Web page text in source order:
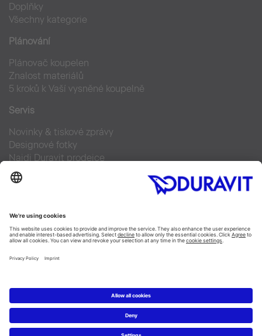
Doplňky
Všechny kategorie
Plánování
Plánovač koupelen
Znalost materiálů
5 kroků k Vaší vysněné koupelně
Servis
Novinky & tiskové zprávy
Designové fotky
Najdi Duravit prodejce
Často kladené otázky
Facebook
Instagram
Pinterest
Blog
Copyright © 2026 Duravit AG
Imprint|Prohlášení o ochraně osobních údajů|Nastavení
cookies